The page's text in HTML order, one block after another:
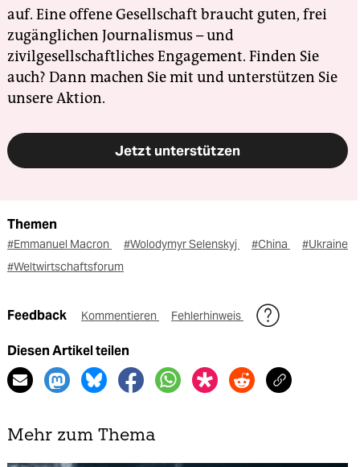
auf. Eine offene Gesellschaft braucht guten, frei
zugänglichen Journalismus – und
zivilgesellschaftliches Engagement. Finden Sie
auch? Dann machen Sie mit und unterstützen Sie
unsere Aktion.
Jetzt unterstützen
Themen
#Emmanuel Macron #Wolodymyr Selenskyj #China
#Ukraine
#Weltwirtschaftsforum
Feedback Kommentieren Fehlerhinweis
Diesen Artikel teilen
Mehr zum Thema